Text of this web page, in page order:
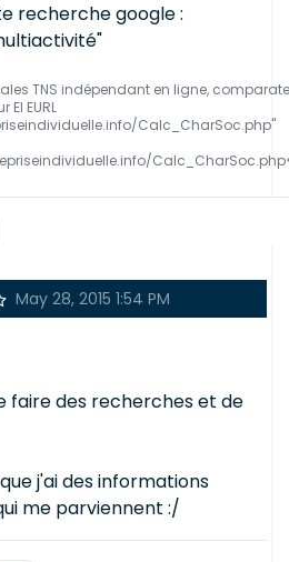
recherche google :
TNS indépendant en ligne,
EURL
Calc_CharSoc.php"
May 28, 2015 1:54 PM
faire des recherches et de
j'ai des informations
me parviennent :/